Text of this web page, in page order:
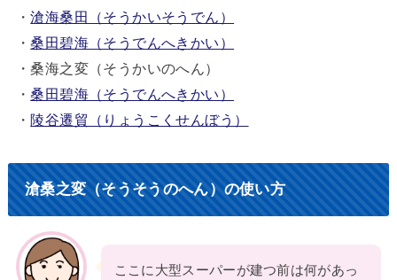
・滄海桑田（そうかいそうでん）
・桑田碧海（そうでんへきかい）
・桑海之変（そうかいのへん）
・桑田碧海（そうでんへきかい）
・陵谷遷貿（りょうこくせんぼう）
滄桑之変（そうそうのへん）の使い方
ここに大型スーパーが建つ前は何があっ